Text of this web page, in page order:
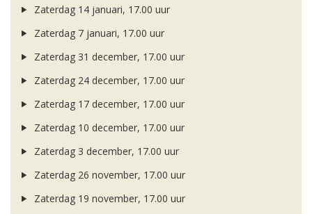
Zaterdag 14 januari, 17.00 uur
Zaterdag 7 januari, 17.00 uur
Zaterdag 31 december, 17.00 uur
Zaterdag 24 december, 17.00 uur
Zaterdag 17 december, 17.00 uur
Zaterdag 10 december, 17.00 uur
Zaterdag 3 december, 17.00 uur
Zaterdag 26 november, 17.00 uur
Zaterdag 19 november, 17.00 uur